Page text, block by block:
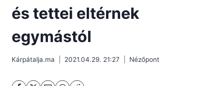
és tettei eltérnek
egymástól
Kárpátalja.ma 2021.04.29. 21:27 Nézőpont